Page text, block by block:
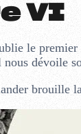
VI
le
dévoile
brouille